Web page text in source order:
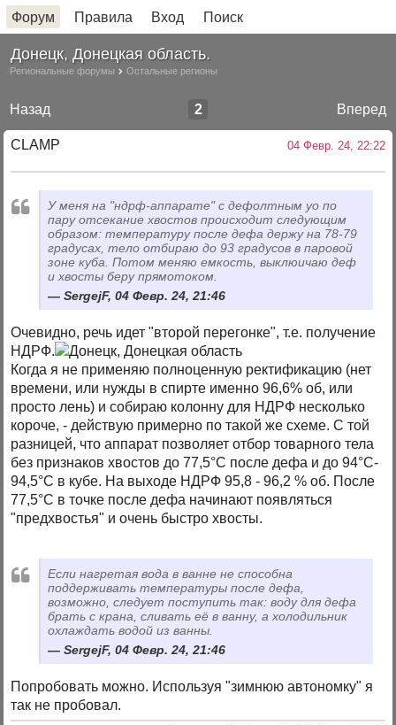
Форум Правила Вход Поиск
Донецк, Донецкая область.
Региональные форумы Остальные регионы
Назад Вперед
2
CLAMP 04 Февр. 24, 22:22
У меня на "ндрф-аппарате" с дефолтным уо по
пару отсекание хвостов происходит следующим
образом: температуру после дефа держу на 78-79
градусах, тело отбираю до 93 градусов в паровой
зоне куба. Потом меняю емкость, выклюичаю деф
и хвосты беру прямотоком.
SergejF, 04 Февр. 24, 21:46
Очевидно, речь идет "второй перегонке", т.е. получение
НДРФ.
Когда я не применяю полноценную ректификацию (нет
времени, или нужды в спирте именно 96,6% об, или
просто лень) и собираю колонну для НДРФ несколько
короче, - действую примерно по такой же схеме. С той
разницей, что аппарат позволяет отбор товарного тела
без признаков хвостов до 77,5°C после дефа и до 94°C-
94,5°C в кубе. На выходе НДРФ 95,8 - 96,2 % об. После
77,5°C в точке после дефа начинают появляться
"предхвостья" и очень быстро хвосты.
Если нагретая вода в ванне не способна
поддерживать температуры после дефа,
возможно, следует поступить так: воду для дефа
брать с крана, сливать её в ванну, а холодильник
охлаждать водой из ванны.
SergejF, 04 Февр. 24, 21:46
Попробовать можно. Используя "зимнюю автономку" я
так не пробовал.